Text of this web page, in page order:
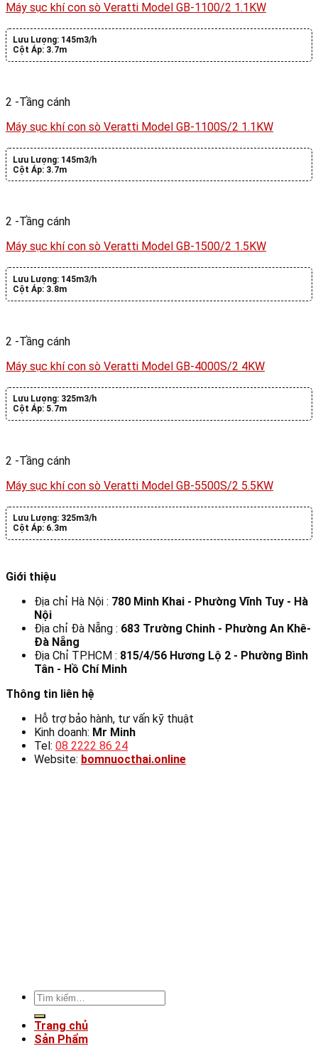
Máy sục khí con sò Veratti Model GB-1100/2 1.1KW
Lưu Lượng: 145m3/h
Cột Áp: 3.7m
2 -Tầng cánh
Máy sục khí con sò Veratti Model GB-1100S/2 1.1KW
Lưu Lượng: 145m3/h
Cột Áp: 3.7m
2 -Tầng cánh
Máy sục khí con sò Veratti Model GB-1500/2 1.5KW
Lưu Lượng: 145m3/h
Cột Áp: 3.8m
2 -Tầng cánh
Máy sục khí con sò Veratti Model GB-4000S/2 4KW
Lưu Lượng: 325m3/h
Cột Áp: 5.7m
2 -Tầng cánh
Máy sục khí con sò Veratti Model GB-5500S/2 5.5KW
Lưu Lượng: 325m3/h
Cột Áp: 6.3m
Giới thiệu
Địa chỉ Hà Nội : 780 Minh Khai - Phường Vĩnh Tuy - Hà
Nội
Địa chỉ Đà Nẵng : 683 Trường Chinh - Phường An Khê-
Đà Nẵng
Địa Chỉ TP.HCM : 815/4/56 Hương Lộ 2 - Phường Bình
Tân - Hồ Chí Minh
Thông tin liên hệ
Hỗ trợ bảo hành, tư vấn kỹ thuật
Kinh doanh: Mr Minh
Tel: 08 2222 86 24
Website: bomnuocthai.online
Tìm
kiếm:
Trang chủ
Sản Phẩm